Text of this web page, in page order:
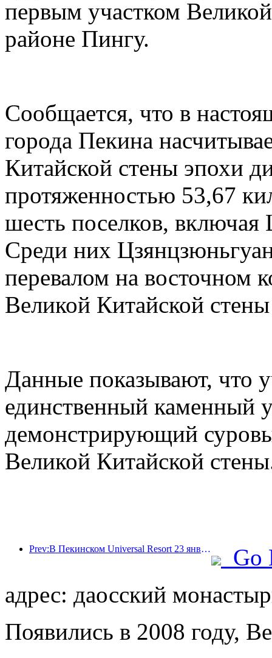
первым участком
районе Пингу.
Сообщается, что в
города Пекина
Китайской стены эпохи
протяженностью 53,67
шесть поселков,
Среди них
перевалом на восточном
Великой Китайской
Данные показывают, что
единственный каменный
демонстрирующий
Великой Китайской
Prev:В Пекинском Universal Resort 23 января стартует мероприятие, посвященное китайскому Новому году, которое продлится 40 дней.
Go
адрес: даосский
Появились в 2008 году,